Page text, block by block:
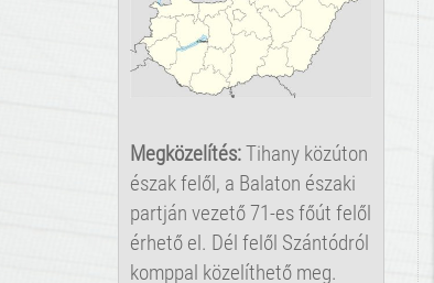
Megközelítés:Tihany közúton
észak felől, a Balaton északi
partján vezető 71-es főút felől
érhető el. Dél felől Szántódról
komppal közelíthető meg.